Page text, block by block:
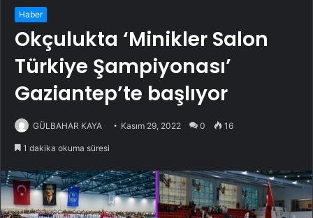
Haber
Okçulukta ‘Minikler Salon
Türkiye Şampiyonası’
Gaziantep’te başlıyor
GÜLBAHAR KAYA Kasım 29, 2022 0 16
1 dakika okuma süresi